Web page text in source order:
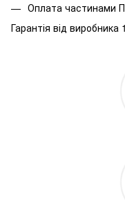
Оплата частинами
Гарантія від виробника